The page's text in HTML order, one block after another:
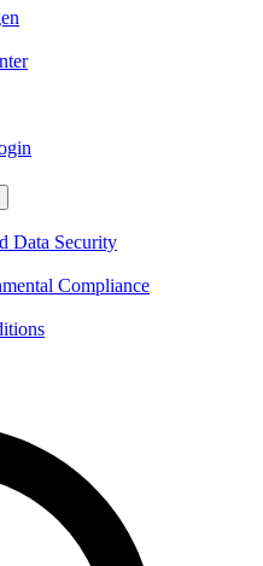
Data Security
Compliance